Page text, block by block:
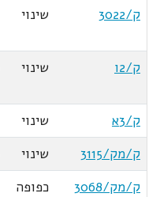
ק/3022
שינוי
ק/2ו
שינוי
ק/3א
שינוי
ק/מק/3115
שינוי
ק/מק/3068
כפופה